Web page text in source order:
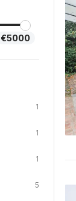
€5000
1
1
1
5